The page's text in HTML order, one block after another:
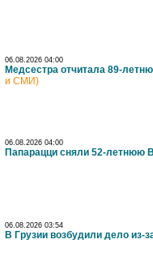
06.08.2026 04:00
Медсестра отчитала 89-
и СМИ)
06.08.2026 04:00
Папарацци сняли 52-летнюю
06.08.2026 03:54
В Грузии возбудили дело из-